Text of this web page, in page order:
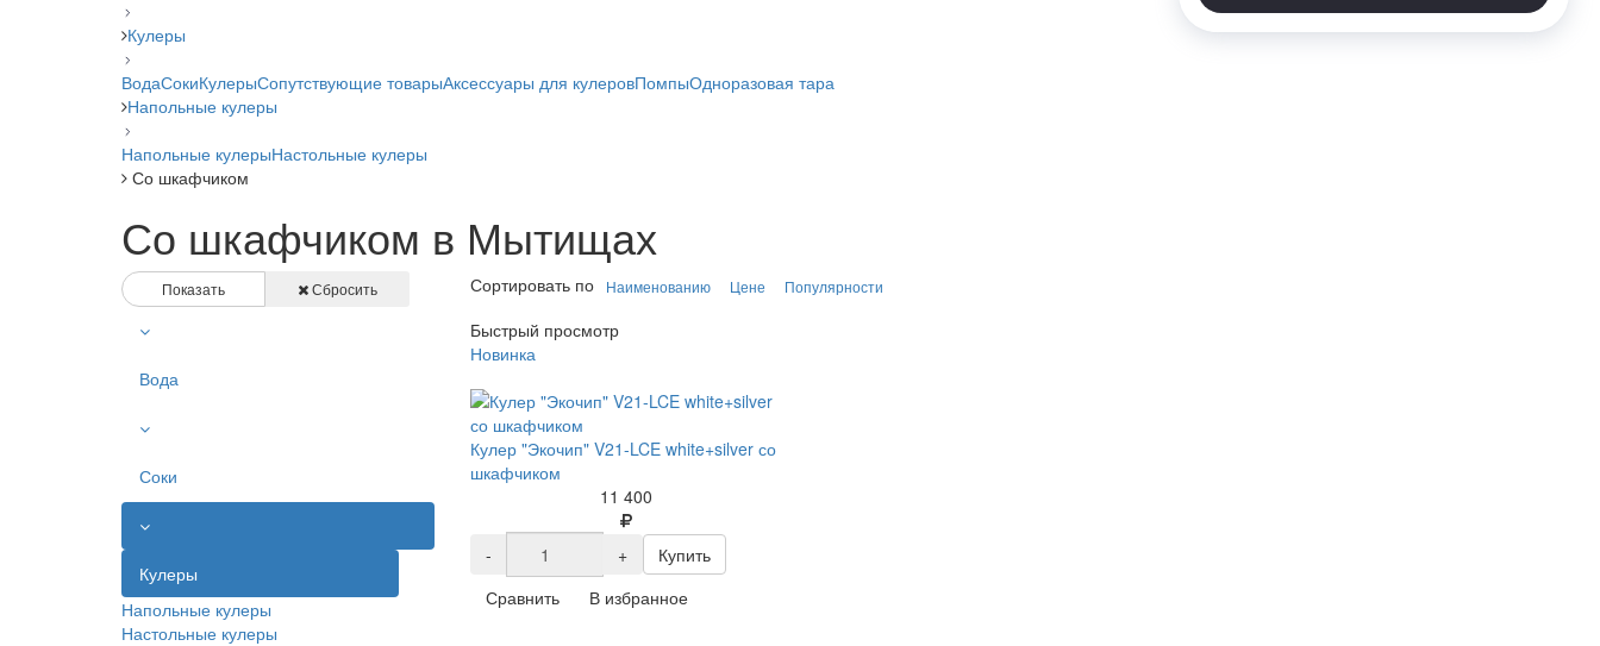
Кулеры
ВодаСокиКулерыСопутствующие товарыАксессуары для кулеровПомпыОдноразовая тара
Напольные кулеры
Напольные кулерыНастольные кулеры
Со шкафчиком
Со шкафчиком в Мытищах
Показать Сбросить
Вода
Соки
Кулеры
Напольные кулеры
Настольные кулеры
Сортировать по Наименованию Цене Популярности
Быстрый просмотр
Новинка
Кулер "Экочип" V21-LCE white+silver со
шкафчиком
11 400
- +
Купить
Сравнить
В избранное